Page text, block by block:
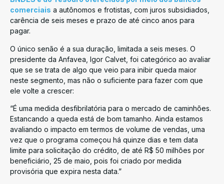
comerciais a autônomos e frotistas, com juros subsidiados,
carência de seis meses e prazo de até cinco anos para
pagar.
O único senão é a sua duração, limitada a seis meses. O
presidente da Anfavea, Igor Calvet, foi categórico ao avaliar
que se se trata de algo que veio para inibir queda maior
neste segmento, mas não o suficiente para fazer com que
ele volte a crescer:
“É uma medida desfibrilatória para o mercado de caminhões.
Estancando a queda está de bom tamanho. Ainda estamos
avaliando o impacto em termos de volume de vendas, uma
vez que o programa começou há quinze dias e tem data
limite para solicitação do crédito, de até R$ 50 milhões por
beneficiário, 25 de maio, pois foi criado por medida
provisória que expira nesta data.”